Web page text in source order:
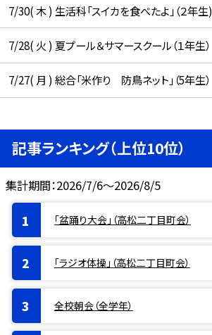
7/30( 木 ) 生活科「スイカを食べたよ」（２年生)
7/28( 火 ) 夏プール＆サマースクール（１年生）
7/27( 月 ) 総合「米作り 防鳥ネット」（5年生）
記事ランキング（上位10位）
集計期間：2026/7/6～2026/8/5
「盆踊り大会」（高松二丁目町会）
「ラジオ体操」（高松二丁目町会）
全校朝会（全学年）